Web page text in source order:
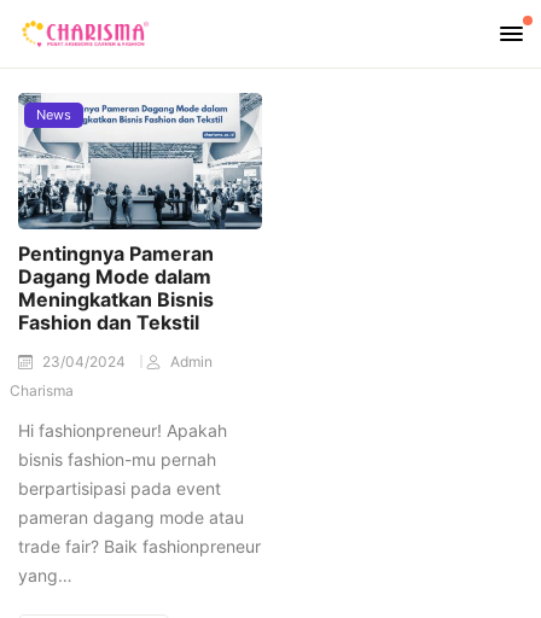
News
Pentingnya Pameran
Dagang Mode dalam
Meningkatkan Bisnis
Fashion dan Tekstil
23/04/2024
Admin
Charisma
Hi fashionpreneur! Apakah
bisnis fashion-mu pernah
berpartisipasi pada event
pameran dagang mode atau
trade fair? Baik fashionpreneur
yang…